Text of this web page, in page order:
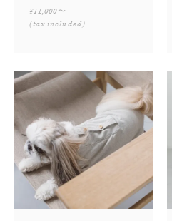
¥11,000〜
(tax included)